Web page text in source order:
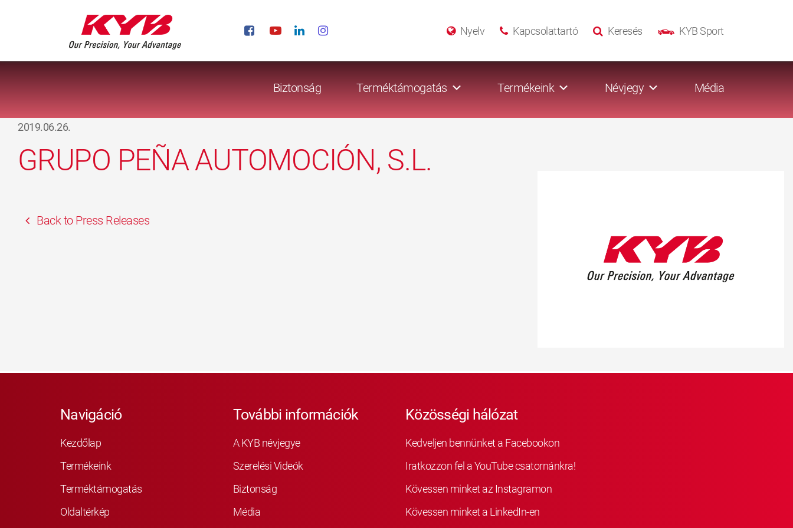
KYB Sport
Keresés
Kapcsolattartó
Nyelv
Biztonság Terméktámogatás Termékeink Névjegy Média
2019.06.26.
GRUPO PEÑA AUTOMOCIÓN, S.L.
Back to Press Releases
Navigáció
Kezdőlap
Termékeink
Terméktámogatás
Oldaltérkép
További információk
A KYB névjegye
Szerelési Videók
Biztonság
Média
Közösségi hálózat
Kedveljen bennünket a Facebookon
Iratkozzon fel a YouTube csatornánkra!
Kövessen minket az Instagramon
Kövessen minket a LinkedIn-en